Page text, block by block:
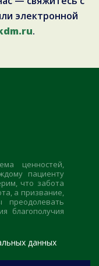
электронной
.
ценностей,
пациенту
что забота
а призвание,
благополучия
данных